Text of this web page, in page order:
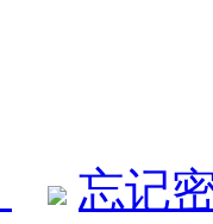
忘记